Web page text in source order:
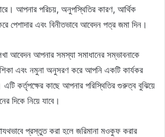
আপনার পরিচয়, অনুপস্থিতির কারণ, আর্থিক
পেশাদার এবং বিনীতভাবে আবেদন পত্র জমা দিন।
আবেদন আপনার সমস্যা সমাধানের সম্ভাবনাকে
এবং নমুনা অনুসরণ করে আপনি একটি কার্যকর
কর্তৃপক্ষের কাছে আপনার পরিস্থিতির গুরুত্ব বুঝিয়ে
দিকে নিয়ে যাবে।
প্রস্তুত করা হলে জরিমানা মওকুফ করার